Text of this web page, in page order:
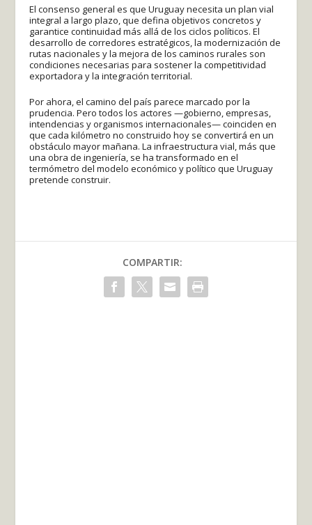
El consenso general es que Uruguay necesita un plan vial
integral a largo plazo, que defina objetivos concretos y
garantice continuidad más allá de los ciclos políticos. El
desarrollo de corredores estratégicos, la modernización de
rutas nacionales y la mejora de los caminos rurales son
condiciones necesarias para sostener la competitividad
exportadora y la integración territorial.
Por ahora, el camino del país parece marcado por la
prudencia. Pero todos los actores —gobierno, empresas,
intendencias y organismos internacionales— coinciden en
que cada kilómetro no construido hoy se convertirá en un
obstáculo mayor mañana. La infraestructura vial, más que
una obra de ingeniería, se ha transformado en el
termómetro del modelo económico y político que Uruguay
pretende construir.
COMPARTIR: